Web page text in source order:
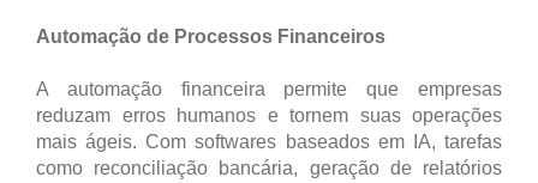
Automação de Processos Financeiros
A automação financeira permite que empresas
reduzam erros humanos e tornem suas operações
mais ágeis. Com softwares baseados em IA, tarefas
como reconciliação bancária, geração de relatórios